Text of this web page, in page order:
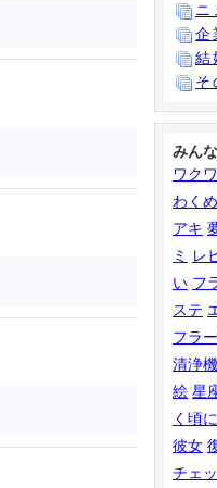
ニ
企
結
そ
みん
ワク
わく
アキ
ミ
レ
い フ
ステ
フラ
清浄機
絵 星
く頃に
彼女
チェ